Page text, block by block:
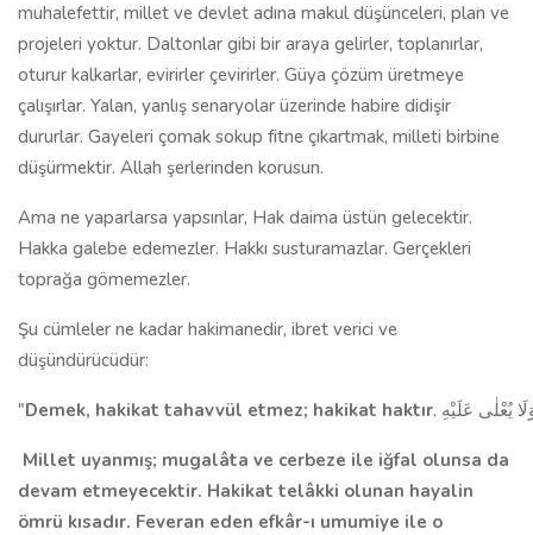
muhalefettir, millet ve devlet adına makul düşünceleri, plan ve
projeleri yoktur. Daltonlar gibi bir araya gelirler, toplanırlar,
oturur kalkarlar, evirirler çevirirler. Güya çözüm üretmeye
çalışırlar. Yalan, yanlış senaryolar üzerinde habire didişir
dururlar. Gayeleri çomak sokup fitne çıkartmak, milleti birbine
düşürmektir. Allah şerlerinden korusun.
Ama ne yaparlarsa yapsınlar, Hak daima üstün gelecektir.
Hakka galebe edemezler. Hakkı susturamazlar. Gerçekleri
toprağa gömemezler.
Şu cümleler ne kadar hakimanedir, ibret verici ve
düşündürücüdür:
"Demek, hakikat tahavvül etmez; hakikat haktır
Millet uyanmış; mugalâta ve cerbeze ile iğfal olunsa da
devam etmeyecektir. Hakikat telâkki olunan hayalin
ömrü kısadır. Feveran eden efkâr-ı umumiye ile o